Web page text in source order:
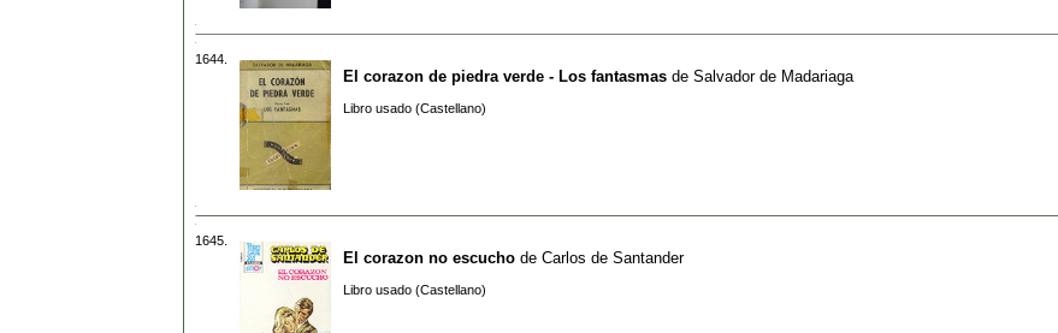
1644.
El corazon de piedra verde - Los fantasmas de Salvador de Madariaga
Libro usado (Castellano)
1645.
El corazon no escucho de Carlos de Santander
Libro usado (Castellano)